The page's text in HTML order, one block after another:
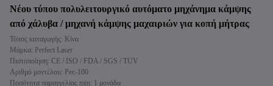
Νέου τύπου πολυλειτουργικό αυτόματο μηχάνημα κάμψης
από χάλυβα / μηχανή κάμψης μαχαιριών για κοπή μήτρας
Τόπος καταγωγής: Κίνα
Μάρκα: Perfect Laser
Πιστοποίηση: CE / ISO / FDA / SGS / TUV
Αριθμό μοντέλου: Pec-100
Ποσότητα παραγγελίας min: 1 μονάδα